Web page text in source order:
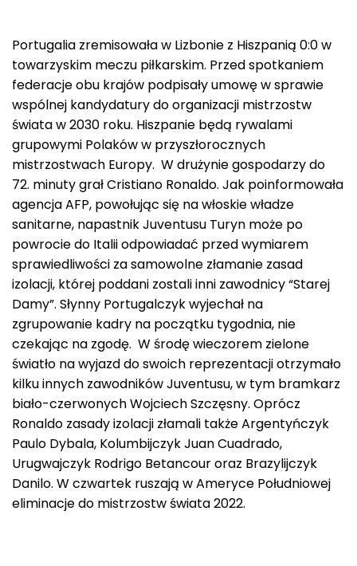
Portugalia zremisowała w Lizbonie z Hiszpanią 0:0 w
towarzyskim meczu piłkarskim. Przed spotkaniem
federacje obu krajów podpisały umowę w sprawie
wspólnej kandydatury do organizacji mistrzostw
świata w 2030 roku. Hiszpanie będą rywalami
grupowymi Polaków w przyszłorocznych
mistrzostwach Europy. W drużynie gospodarzy do
72. minuty grał Cristiano Ronaldo. Jak poinformowała
agencja AFP, powołując się na włoskie władze
sanitarne, napastnik Juventusu Turyn może po
powrocie do Italii odpowiadać przed wymiarem
sprawiedliwości za samowolne złamanie zasad
izolacji, której poddani zostali inni zawodnicy “Starej
Damy”. Słynny Portugalczyk wyjechał na
zgrupowanie kadry na początku tygodnia, nie
czekając na zgodę. W środę wieczorem zielone
światło na wyjazd do swoich reprezentacji otrzymało
kilku innych zawodników Juventusu, w tym bramkarz
biało-czerwonych Wojciech Szczęsny. Oprócz
Ronaldo zasady izolacji złamali także Argentyńczyk
Paulo Dybala, Kolumbijczyk Juan Cuadrado,
Urugwajczyk Rodrigo Betancour oraz Brazylijczyk
Danilo. W czwartek ruszają w Ameryce Południowej
eliminacje do mistrzostw świata 2022.